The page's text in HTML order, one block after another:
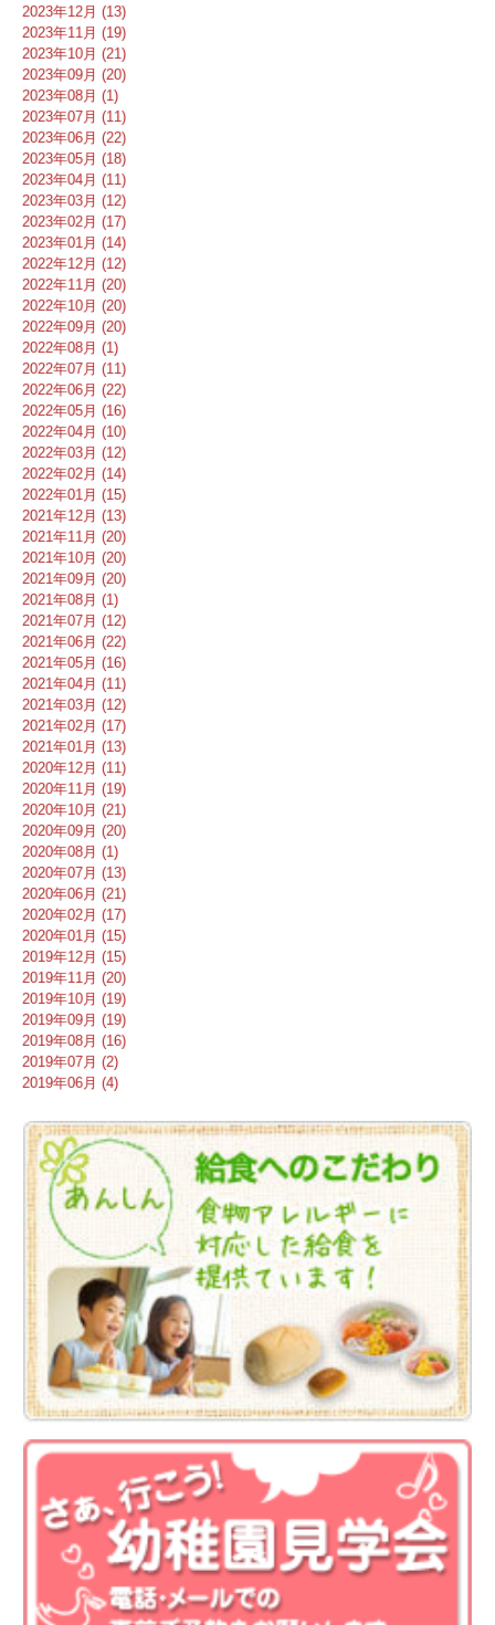
2023年12月 (13)
2023年11月 (19)
2023年10月 (21)
2023年09月 (20)
2023年08月 (1)
2023年07月 (11)
2023年06月 (22)
2023年05月 (18)
2023年04月 (11)
2023年03月 (12)
2023年02月 (17)
2023年01月 (14)
2022年12月 (12)
2022年11月 (20)
2022年10月 (20)
2022年09月 (20)
2022年08月 (1)
2022年07月 (11)
2022年06月 (22)
2022年05月 (16)
2022年04月 (10)
2022年03月 (12)
2022年02月 (14)
2022年01月 (15)
2021年12月 (13)
2021年11月 (20)
2021年10月 (20)
2021年09月 (20)
2021年08月 (1)
2021年07月 (12)
2021年06月 (22)
2021年05月 (16)
2021年04月 (11)
2021年03月 (12)
2021年02月 (17)
2021年01月 (13)
2020年12月 (11)
2020年11月 (19)
2020年10月 (21)
2020年09月 (20)
2020年08月 (1)
2020年07月 (13)
2020年06月 (21)
2020年02月 (17)
2020年01月 (15)
2019年12月 (15)
2019年11月 (20)
2019年10月 (19)
2019年09月 (19)
2019年08月 (16)
2019年07月 (2)
2019年06月 (4)